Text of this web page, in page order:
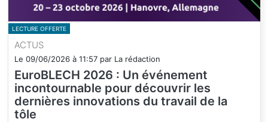
LECTURE OFFERTE
ACTUS
Le 09/06/2026 à 11:57 par La rédaction
EuroBLECH 2026 : Un événement
incontournable pour découvrir les
dernières innovations du travail de la
tôle